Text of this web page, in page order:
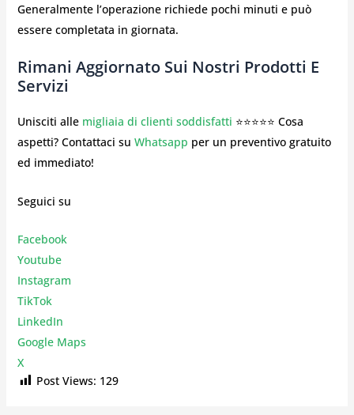
Generalmente l’operazione richiede pochi minuti e può
essere completata in giornata.
Rimani Aggiornato Sui Nostri Prodotti E
Servizi
Unisciti alle migliaia di clienti soddisfatti ⭐⭐⭐⭐⭐ Cosa
aspetti? Contattaci su Whatsapp per un preventivo gratuito
ed immediato!
Seguici su
Facebook
Youtube
Instagram
TikTok
LinkedIn
Google Maps
X
Post Views: 129